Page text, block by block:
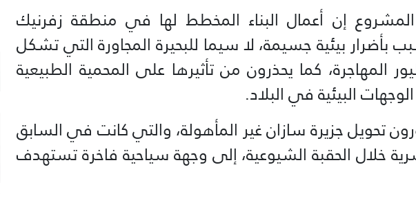
إن أعمال البناء المخطط لها في منطقة زفرنيك
بأضرار بيئية جسيمة، لا سيما للبحيرة المجاورة التي تشكل
المهاجرة، كما يحذرون من تأثيرها على المحمية الطبيعية
البيئية في البلاد.
تحويل جزيرة سازان غير المأهولة، والتي كانت في السابق
خلال الحقبة الشيوعية، إلى وجهة سياحية فاخرة تستهدف